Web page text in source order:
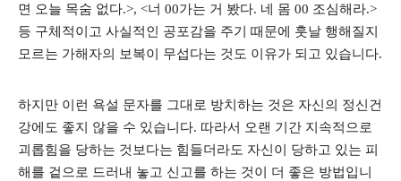
면 오늘 목숨 없다.>, <너 00가는 거 봤다. 네 몸 00 조심해라.>
등 구체적이고 사실적인 공포감을 주기 때문에 훗날 행해질지
모르는 가해자의 보복이 무섭다는 것도 이유가 되고 있습니다.
하지만 이런 욕설 문자를 그대로 방치하는 것은 자신의 정신건
강에도 좋지 않을 수 있습니다. 따라서 오랜 기간 지속적으로
괴롭힘을 당하는 것보다는 힘들더라도 자신이 당하고 있는 피
해를 겉으로 드러내 놓고 신고를 하는 것이 더 좋은 방법입니